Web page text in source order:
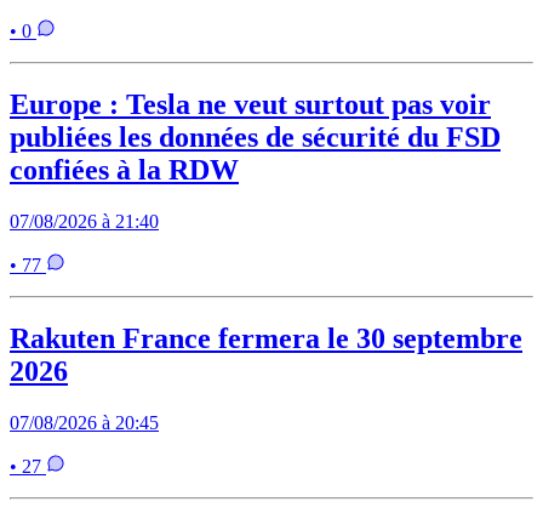
• 0
Europe : Tesla ne veut surtout pas voir
publiées les données de sécurité du FSD
confiées à la RDW
07/08/2026 à 21:40
• 77
Rakuten France fermera le 30 septembre
2026
07/08/2026 à 20:45
• 27